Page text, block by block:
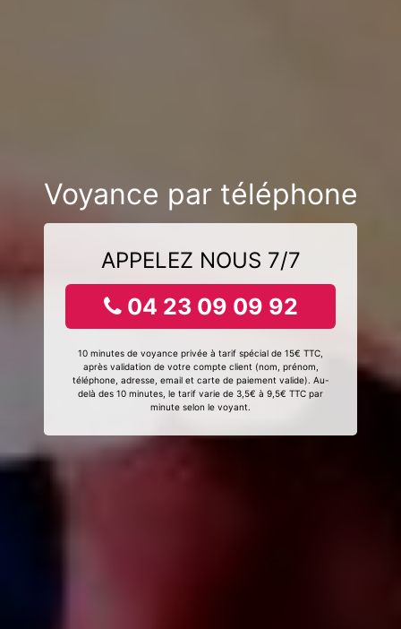
Voyance par téléphone
APPELEZ NOUS 7/7
04 23 09 09 92
10 minutes de voyance privée à tarif spécial de 15€ TTC,
après validation de votre compte client (nom, prénom,
téléphone, adresse, email et carte de paiement valide). Au-
delà des 10 minutes, le tarif varie de 3,5€ à 9,5€ TTC par
minute selon le voyant.